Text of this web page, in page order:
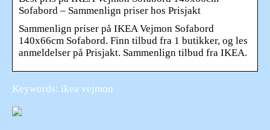
Sofabord – Sammenlign priser hos Prisjakt
Sammenlign priser på IKEA Vejmon Sofabord
140x66cm Sofabord. Finn tilbud fra 1 butikker, og les
anmeldelser på Prisjakt. Sammenlign tilbud fra IKEA.
Keywords: ikea vejmon